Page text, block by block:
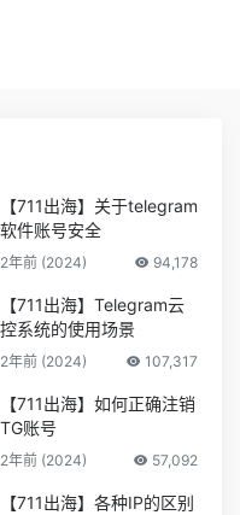
【711出海】关于telegram
软件账号安全
2年前 (2024) 94,178
【711出海】Telegram云
控系统的使用场景
2年前 (2024) 107,317
【711出海】如何正确注销
TG账号
2年前 (2024) 57,092
【711出海】各种IP的区别